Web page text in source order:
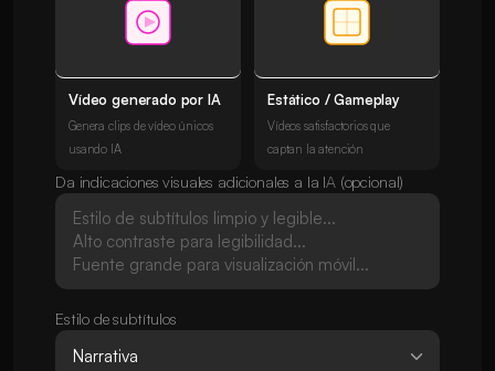
Vídeo generado por IA
Genera clips de vídeo únicos
usando IA
Estático / Gameplay
Vídeos satisfactorios que
captan la atención
Da indicaciones visuales adicionales a la IA (opcional)
Estilo de subtítulos